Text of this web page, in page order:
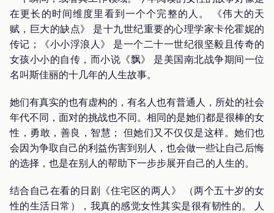
在更长的时间维度里看到一个个完整的人。 《伟大的天
赋，巨大的缺点》 是十九世纪重要的心理学家卡伦霍妮的
传记；《小小浮浪人》 是一个二十一世纪很坚毅且传奇的
女孩小小的自传，而小说《飘》 是美国南北战争期间一位
名叫斯佳丽的十几年的人生故事。
她们有真实的也有虚构的，有名人也有普通人，所处的社会
年代不同，面对的挑战也不同。相同的是她们都是很棒的女
性，勇敢，善良，智慧； 但她们又不仅仅是这样。她们也
会因为争取自己的利益伤害到别人，也会做一些让自己后悔
的选择，也是在别人的帮助下一步步展开自己的人生的。
结合自己在看的日剧《住宅区的两人》 （两个五十岁的女
性的生活日常），我真的感觉女性其实是很有韧性的。 人